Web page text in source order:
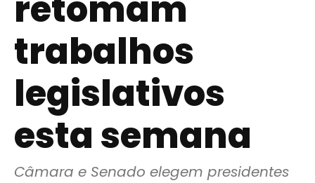
retomam
trabalhos
legislativos
esta semana
Câmara e Senado elegem presidentes